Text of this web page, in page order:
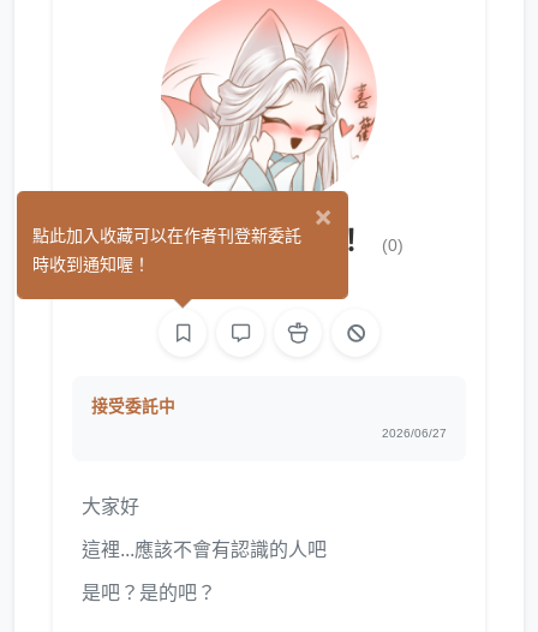
瞇瞇眼是最讚的！ (0)
接受委託中
2026/06/27
大家好
這裡...應該不會有認識的人吧
是吧？是的吧？
×
點此加入收藏可以在作者刊登新委託
時收到通知喔！